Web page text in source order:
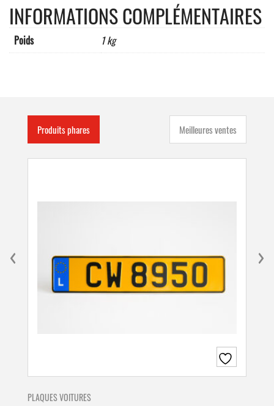
INFORMATIONS COMPLÉMENTAIRES
Poids 1 kg
Produits phares Meilleures ventes
PLAQUES VOITURES